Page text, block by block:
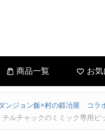
商品一覧 お気
ンジョン飯×村の鍛冶屋 コラ
チルチャックのミミック専用